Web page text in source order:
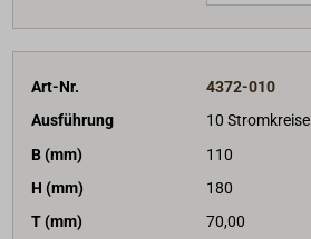
Art-Nr.
4372-010
Ausführung
10 Stromkreise
B (mm)
110
H (mm)
180
T (mm)
70,00